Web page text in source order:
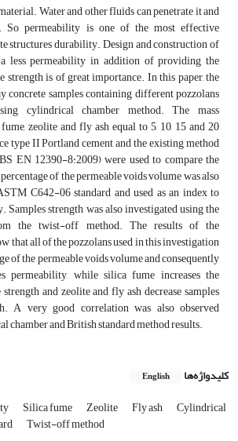
Water and other fluids can penetrate it and
permeability is one of the most effective
structures durability. Design and construction of
less permeability in addition of providing the
strength is of great importance. In this paper, the
samples containing different pozzolans
cylindrical chamber method. The mass
zeolite and fly ash equal to 5, 10, 15 and 20
type II Portland cement and the existing method
EN 12390-8:2009) were used to compare the
of the permeable voids volume was also
C642-06 standard and used as an index to
Samples strength was also investigated using the
the twist-off method. The results of the
that all of the pozzolans used in this investigation
of the permeable voids volume and consequently
permeability, while silica fume increases the
and zeolite and fly ash decrease samples
A very good correlation was also observed
chamber and British standard method results.
کلیدواژه‌ها English
Silica fume Zeolite Fly ash Cylindrical
Twist-off method